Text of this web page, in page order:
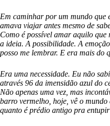
Em caminhar por um mundo que
amava viajar antes mesmo de
Como é possível amar aquilo que
a ideia. A possibilidade. A
posso me lembrar. E era mais do
Era uma necessidade. Eu não
através 96 da imensidão azul do
Não apenas uma vez, mas
barro vermelho, hoje, vê o
quanto é prédio antigo pra